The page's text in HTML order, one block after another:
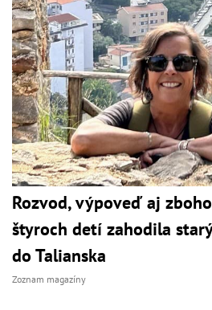
Rozvod, výpoveď aj
štyroch detí zahodila
do Talianska
Zoznam magazíny